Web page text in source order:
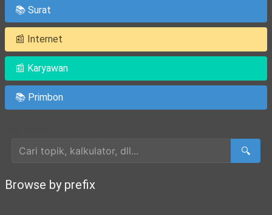
📚 Surat
📰 Internet
📰 Karyawan
📚 Primbon
🔍
Browse by prefix